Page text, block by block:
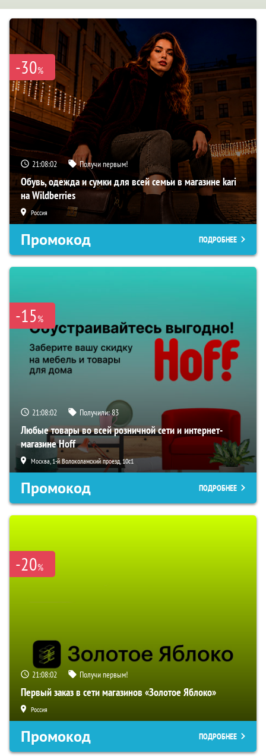
-30%
21:08:01 Получи первым!
Обувь, одежда и сумки для всей семьи в магазине kari
на Wildberries
Россия
Промокод ПОДРОБНЕЕ
-15%
21:08:01 Получили:83
Любые товары во всей розничной сети и интернет-
магазине Hoff
Москва, 1-й Волоколамский проезд, 10с1
Промокод ПОДРОБНЕЕ
-20%
21:08:01 Получи первым!
Первый заказ в сети магазинов «Золотое Яблоко»
Россия
Промокод ПОДРОБНЕЕ